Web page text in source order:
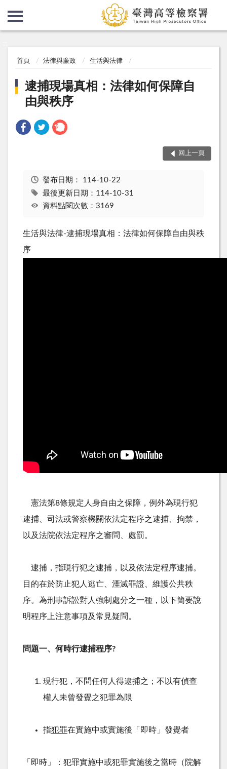
首頁 法律與廉政 生活與法律
逮捕現場真相：法律如何保障自
由與秩序
回上一頁
發布日期： 114-10-22
最後更新日期：114-10-31
資料點閱次數：3169
生活與法律-逮捕現場真相：法律如何保障自由與秩
序
憲法第8條規定人身自由之保障，例外為現行犯
逮捕、司法或警察機關依法定程序之逮捕、拘禁，
以及法院依法定程序之審問、處罰。
逮捕，指現行犯之逮捕，以及依法定程序逮捕。
目的在於防止犯人逃亡、湮滅罪證、維護公共秩
序。為刑事訴訟對人強制處分之一種，以下簡要說
明程序上注意事項及常見疑問。
問題一、何時行逮捕程序?
現行犯，不問任何人得逮捕之；不以有偵查
權人未曾發覺之犯罪為限
指犯罪在實施中或實施後「即時」發覺者
「即時」：犯罪實施中或犯罪實施後之當時（院解